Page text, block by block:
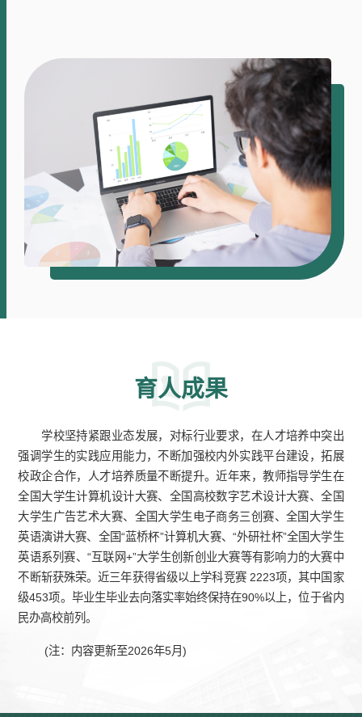
育人成果
学校坚持紧跟业态发展，对标行业要求，在人才培养中突出
强调学生的实践应用能力，不断加强校内外实践平台建设，拓展
校政企合作，人才培养质量不断提升。近年来，教师指导学生在
全国大学生计算机设计大赛、全国高校数字艺术设计大赛、全国
大学生广告艺术大赛、全国大学生电子商务三创赛、全国大学生
英语演讲大赛、全国“蓝桥杯”计算机大赛、“外研社杯”全国大学生
英语系列赛、“互联网+”大学生创新创业大赛等有影响力的大赛中
不断斩获殊荣。近三年获得省级以上学科竞赛 2223项，其中国家
级453项。毕业生毕业去向落实率始终保持在90%以上，位于省内
民办高校前列。
(注：内容更新至2026年5月)